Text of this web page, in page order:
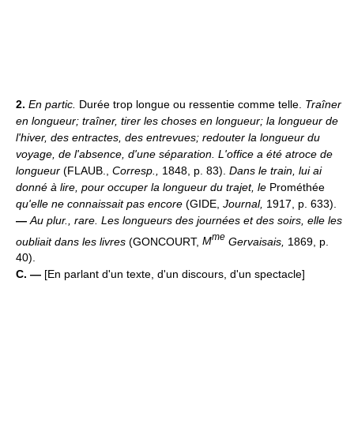
2. En partic. Durée trop longue ou ressentie comme telle. Traîner
en longueur; traîner, tirer les choses en longueur; la longueur de
l'hiver, des entractes, des entrevues; redouter la longueur du
voyage, de l'absence, d'une séparation. L'office a été atroce de
longueur (FLAUB., Corresp., 1848, p. 83). Dans le train, lui ai
donné à lire, pour occuper la longueur du trajet, le Prométhée
qu'elle ne connaissait pas encore (GIDE, Journal, 1917, p. 633).
— Au plur., rare. Les longueurs des journées et des soirs, elle les
oubliait dans les livres (GONCOURT, Mme Gervaisais, 1869, p.
40).
C. — [En parlant d'un texte, d'un discours, d'un spectacle]